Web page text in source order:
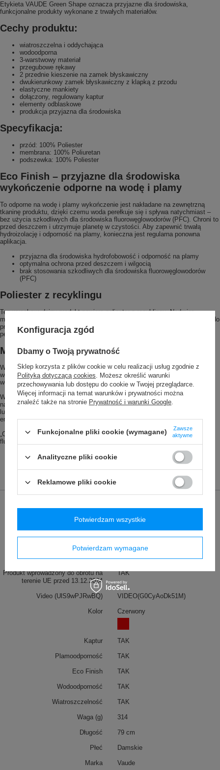
Etykieta VAUDE Green Shape oznacza przyjazne dla środowiska,
funkcjonalne produkty wykonane z trwałych materiałów.
Cechy produktu:
wiatroszczelna i oddychająca
wodoodporna
3-warstwowy materiał
przegubowe rękawy
2 przednie kieszenie na zamek błyskawiczny
dwukierunkowy zamek błyskawiczny z klapką z przodu
elastyczne mankiety
dołączony, regulowany kaptur
elementy odblaskowe
produkcja przyjazna dla środowiska
Specyfikacja:
przód: 100% Poliester
membrana: 100% Poliuretan
podszewka: 100% Poliester
Eco Finish – przyjazne dla środowiska
wykończenie odporne na wodę i plamy
To odporne na wodę i plamy wykończenie jest nakładane na zewnętrzną
tkaninę produktu, dzięki czemu woda perełkuje się i spływa natychmiast –
bez użycia szkodliwych dla środowiska fluorowęglowodorów (PFC). Chroni to
przed deszczem i utrzymuje planetę w czystości. Aby zapewnić trwałą
hydroizolację i odporność na plamy, konieczna jest regularna ponowna
aplikacja.
przyjazna dla środowiska hydrofobowość i odporność na plamy
optymalna ochrona przed deszczem i wilgocią
brak stosowania szkodliwych dla środowiska fluorowęglowodorów
(PFC)
Poliester z recyklingu
Ten wysokowydajny produkt zawiera poliester z recyklingu. Nadmiar
materiałów z produkcji poliestru jest gromadzony i ponownie wprowadzany do
procesu produkcyjnego, co pozwala nam oszczędzać zasoby i zapewniać
pełną funkcjonalność.
Membrana Ceplex Green
Wysokiej jakości membrana „Ceplex Green” opracowana przez Vaude jest
wodoodporna, wysoce oddychająca i wiatroszczelna. Może wytrzymać słup
wody co najmniej 10 000 milimetrów.
W przypadku naszej zielonej membrany zamiast surowców na bazie ropy
naftowej używamy co najmniej 25% materiałów pochodzących z recyklingu
lub materiałów pochodzenia biologicznego. To znacznie zmniejsza zużycie
energii i zasobów.
„Ceplex Green” jest w 100% wolny od szkodliwych dla środowiska
fluorowęglowodorów i PTFE (politetrafluoroetylenu).
Podmiot odpowiedzialny za ten
Red Bird GmbH
Gwarancja 2 lata gwarancji
Produkt wprowadzony do obrotu na
terenie UE przed 13.12.2024
TAK
Video (UlS9wPJRwBQ) VIDEO(G0CyAoDk51M)
Kolor Czerwony
Kaptur TAK
Plamoodporność TAK
Eco Finish TAK
Wodoodporność TAK
Wiatroszczelność TAK
Waga (g) 314
Długość 79 cm
Płeć Damskie
Marka Vaude
Konfiguracja zgód
Dbamy o Twoją prywatność
Sklep korzysta z plików cookie w celu realizacji usług zgodnie z
Polityką dotyczącą cookies. Możesz określić warunki
przechowywania lub dostępu do cookie w Twojej przeglądarce.
Więcej informacji na temat warunków i prywatności można
znaleźć także na stronie Prywatność i warunki Google.
Funkcjonalne pliki cookie (wymagane)
Zawsze
aktywne
Analityczne pliki cookie
Reklamowe pliki cookie
Potwierdzam wymagane
Potwierdzam wszystkie